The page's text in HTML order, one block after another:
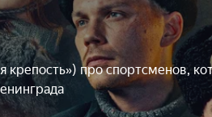
крепость») про спортсменов,